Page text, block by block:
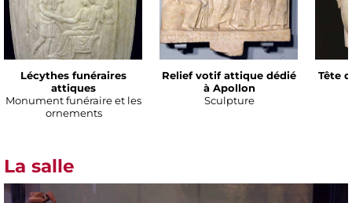
Lécythes funéraires
attiques
Monument funéraire et les
ornements
Relief votif attique dédié
à Apollon
Sculpture
Tête
La salle